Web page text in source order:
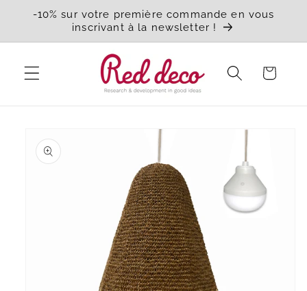
passer
contenu
-10% sur votre première commande en vous
inscrivant à la newsletter !
Panier
informations
produits